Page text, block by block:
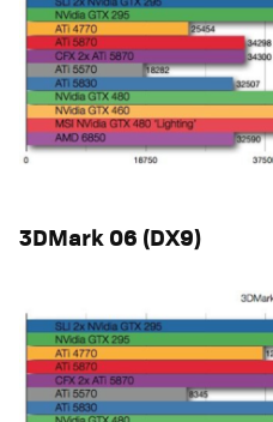
3DMark 06 (DX9)